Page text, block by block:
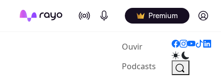
On Air Podcasts Premium Log in
Ouvir(current)
Podcasts